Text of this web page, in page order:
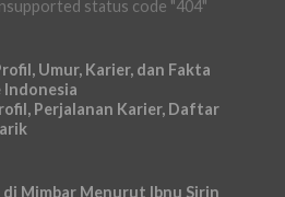
status code "404"
Umur, Karier, dan Fakta
Perjalanan Karier, Daftar
Mimbar Menurut Ibnu Sirin